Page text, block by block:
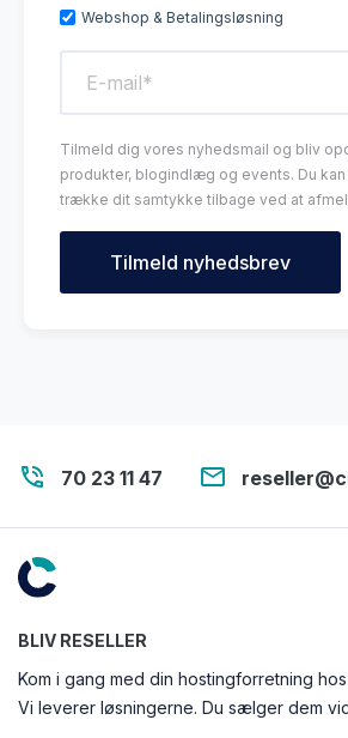
Webshop & Betalingsløsning
Tilmeld dig vores nyhedsmail og bliv
produkter, blogindlæg og events. Du
trække dit samtykke tilbage ved at
phone_in_talk 70 23 11 47 email
BLIV RESELLER
Kom i gang med din hostingforretning
Vi leverer løsningerne. Du sælger dem